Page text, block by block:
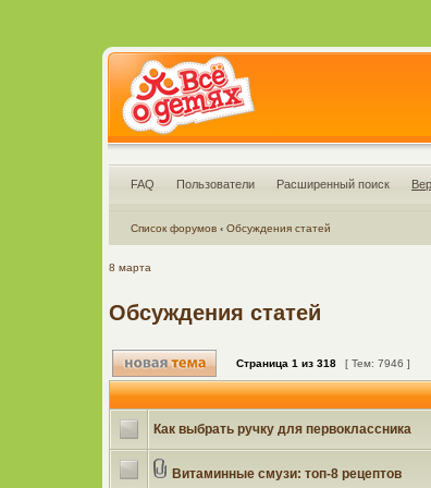
FAQ Пользователи Расширенный поиск
Список форумов ‹ Обсуждения статей
8 марта
Обсуждения статей
Страница1 из318 [ Тем: 7946 ]
Как выбрать ручку для первоклассника
Витаминные смузи: топ-8 рецептов